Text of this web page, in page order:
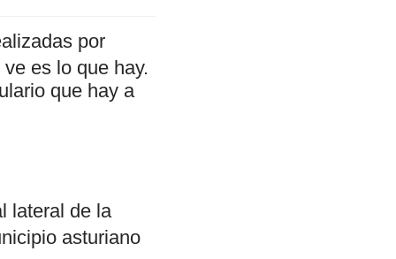
por
es lo que hay.
que hay a
lateral de la
asturiano